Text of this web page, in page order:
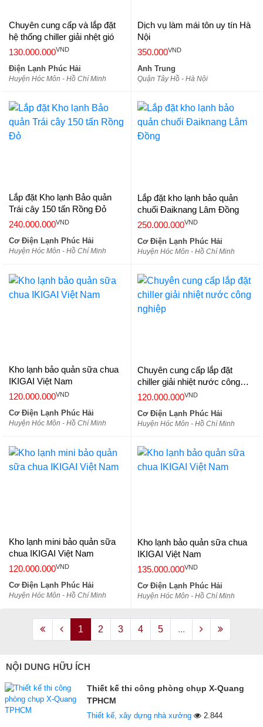
Chuyên cung cấp và lắp đặt
hệ thống chiller giải nhệt gió
130.000.000VND
Điện Lạnh Phúc Hải
Huyện Hóc Môn - Hồ Chí Minh
Dịch vụ làm mái tôn uy tín Hà
Nội
350.000VND
Anh Trung
Quận Tây Hồ - Hà Nội
Lắp đặt Kho lạnh Bảo quản
Trái cây 150 tấn Rồng Đỏ
240.000.000VND
Cơ Điện Lạnh Phúc Hải
Huyện Hóc Môn - Hồ Chí Minh
Lắp đặt kho lạnh bảo quản
chuối Đaiknang Lâm Đồng
250.000.000VND
Cơ Điện Lạnh Phúc Hải
Huyện Hóc Môn - Hồ Chí Minh
Kho lạnh bảo quản sữa chua
IKIGAI Việt Nam
120.000.000VND
Cơ Điện Lạnh Phúc Hải
Huyện Hóc Môn - Hồ Chí Minh
Chuyên cung cấp lắp đặt
chiller giải nhiệt nước công
nghiệp
120.000.000VND
Cơ Điện Lạnh Phúc Hải
Huyện Hóc Môn - Hồ Chí Minh
Kho lạnh mini bảo quản sữa
chua IKIGAI Việt Nam
120.000.000VND
Cơ Điện Lạnh Phúc Hải
Huyện Hóc Môn - Hồ Chí Minh
Kho lạnh bảo quản sữa chua
IKIGAI Việt Nam
135.000.000VND
Cơ Điện Lạnh Phúc Hải
Huyện Hóc Môn - Hồ Chí Minh
1 2 3 4 5 ...
NỘI DUNG HỮU ÍCH
Thiết kế thi công phòng chụp X-Quang
TPHCM
Thiết kế, xây dựng nhà xưởng 2.844